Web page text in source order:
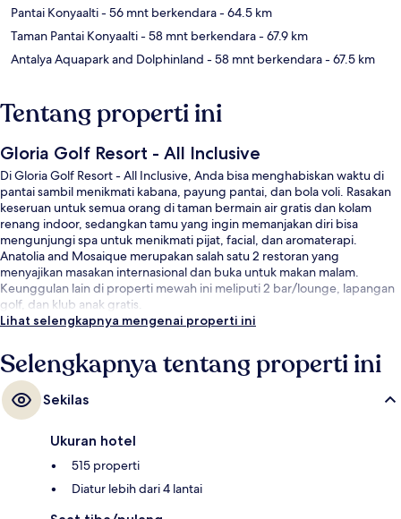
Pantai Konyaalti- 56 mnt berkendara- 64.5 km
Taman Pantai Konyaalti- 58 mnt berkendara- 67.9 km
Antalya Aquapark and Dolphinland - 58 mnt berkendara- 67.5 km
Tentang properti ini
Gloria Golf Resort - All Inclusive
Di Gloria Golf Resort - All Inclusive, Anda bisa menghabiskan waktu di
pantai sambil menikmati kabana, payung pantai, dan bola voli. Rasakan
keseruan untuk semua orang di taman bermain air gratis dan kolam
renang indoor, sedangkan tamu yang ingin memanjakan diri bisa
mengunjungi spa untuk menikmati pijat, facial, dan aromaterapi.
Anatolia and Mosaique merupakan salah satu 2 restoran yang
menyajikan masakan internasional dan buka untuk makan malam.
Keunggulan lain di properti mewah ini meliputi 2 bar/lounge, lapangan
golf, dan klub anak gratis.
Lihat selengkapnya mengenai properti ini
Selengkapnya tentang properti ini
Sekilas
Ukuran hotel
515 properti
Diatur lebih dari 4 lantai